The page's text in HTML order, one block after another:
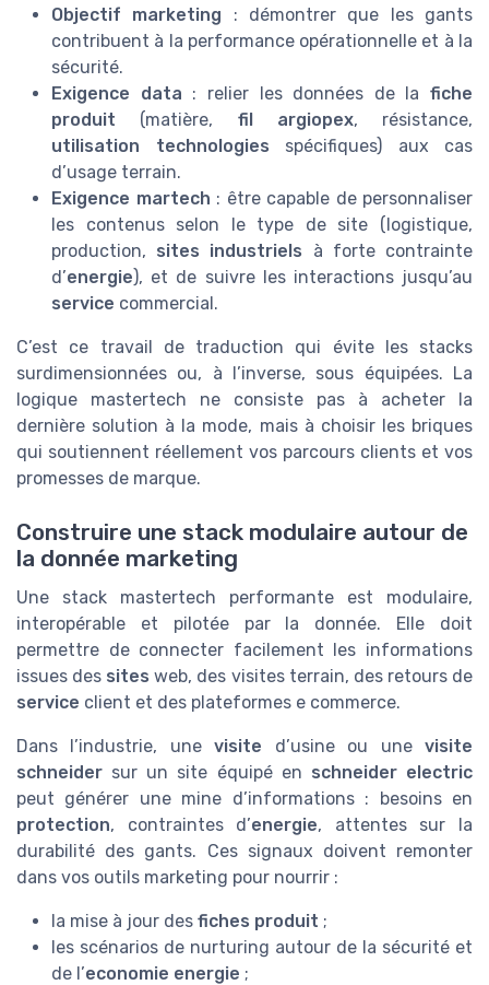
Objectif marketing : démontrer que les gants
contribuent à la performance opérationnelle et à la
sécurité.
Exigence data : relier les données de la fiche
produit (matière, fil argiopex, résistance,
utilisation technologies spécifiques) aux cas
d’usage terrain.
Exigence martech : être capable de personnaliser
les contenus selon le type de site (logistique,
production, sites industriels à forte contrainte
d’energie), et de suivre les interactions jusqu’au
service commercial.
C’est ce travail de traduction qui évite les stacks
surdimensionnées ou, à l’inverse, sous équipées. La
logique mastertech ne consiste pas à acheter la
dernière solution à la mode, mais à choisir les briques
qui soutiennent réellement vos parcours clients et vos
promesses de marque.
Construire une stack modulaire autour de
la donnée marketing
Une stack mastertech performante est modulaire,
interopérable et pilotée par la donnée. Elle doit
permettre de connecter facilement les informations
issues des sites web, des visites terrain, des retours de
service client et des plateformes e commerce.
Dans l’industrie, unevisite d’usine ou unevisite
schneider sur un site équipé en schneider electric
peut générer une mine d’informations : besoins en
protection, contraintes d’energie, attentes sur la
durabilité des gants. Ces signaux doivent remonter
dans vos outils marketing pour nourrir :
la mise à jour des fiches produit ;
les scénarios de nurturing autour de la sécurité et
de l’economie energie ;